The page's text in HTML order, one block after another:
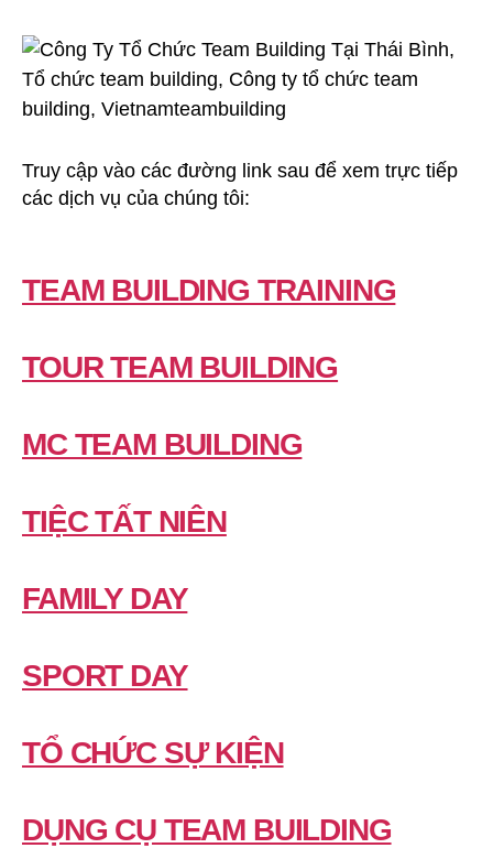
Truy cập vào các đường link sau để xem trực tiếp
các dịch vụ của chúng tôi:
TEAM BUILDING TRAINING
TOUR TEAM BUILDING
MC TEAM BUILDING
TIỆC TẤT NIÊN
FAMILY DAY
SPORT DAY
TỔ CHỨC SỰ KIỆN
DỤNG CỤ TEAM BUILDING